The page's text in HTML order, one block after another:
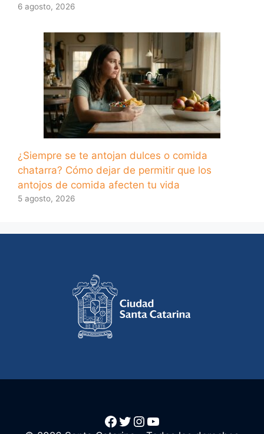
6 agosto, 2026
¿Siempre se te antojan dulces o comida
chatarra? Cómo dejar de permitir que los
antojos de comida afecten tu vida
5 agosto, 2026
Facebook
Twitter
Instagram
YouTube